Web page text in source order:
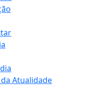
Atualidade